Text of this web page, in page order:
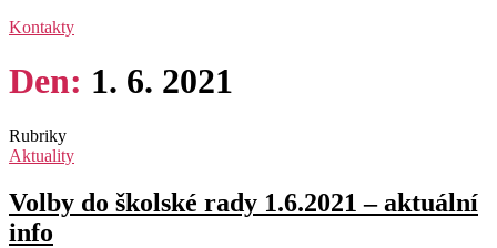
Kontakty
Den: 1. 6. 2021
Rubriky
Aktuality
Volby do školské rady 1.6.2021 – aktuální
info